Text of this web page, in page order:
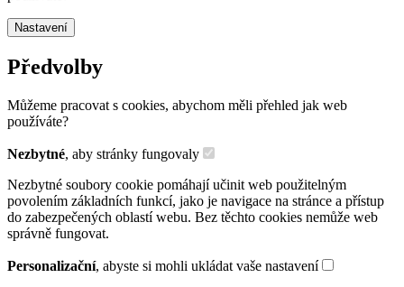
Nastavení
Předvolby
Můžeme pracovat s cookies, abychom měli přehled jak web
používáte?
Nezbytné, aby stránky fungovaly
Nezbytné soubory cookie pomáhají učinit web použitelným
povolením základních funkcí, jako je navigace na stránce a přístup
do zabezpečených oblastí webu. Bez těchto cookies nemůže web
správně fungovat.
Personalizační, abyste si mohli ukládat vaše nastavení